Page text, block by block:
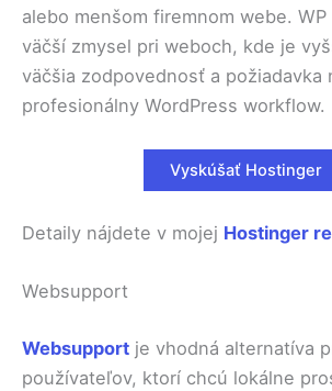
alebo menšom firemnom webe. WP
väčší zmysel pri weboch, kde je
väčšia zodpovednosť a požiadavka
profesionálny WordPress workflow.
Vyskúšať Hostinger
Detaily nájdete v mojej Hostinger
Websupport
Websupport je vhodná alternatíva
používateľov, ktorí chcú lokálne